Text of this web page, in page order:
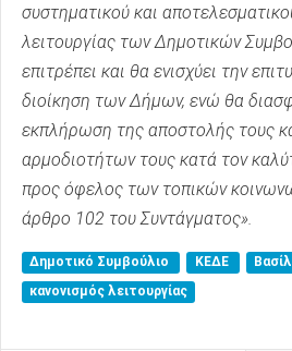
συστηματικού και
λειτουργίας των Δημοτικών
επιτρέπει και θα ενισχύει την
διοίκηση των Δήμων, ενώ θα
εκπλήρωση της αποστολής τους
αρμοδιοτήτων τους κατά τον
προς όφελος των τοπικών
άρθρο 102 του Συντάγματος».
Δημοτικό Συμβούλιο ΚΕΔΕ
κανονισμός λειτουργίας